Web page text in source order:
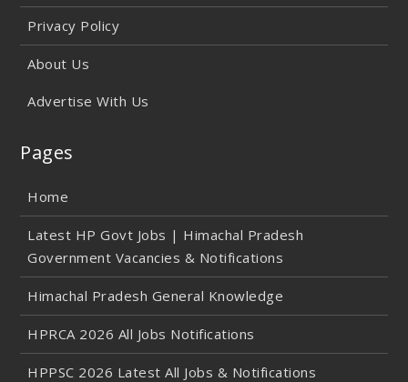
Privacy Policy
About Us
Advertise With Us
Pages
Home
Latest HP Govt Jobs | Himachal Pradesh
Government Vacancies & Notifications
Himachal Pradesh General Knowledge
HPRCA 2026 All Jobs Notifications
HPPSC 2026 Latest All Jobs & Notifications